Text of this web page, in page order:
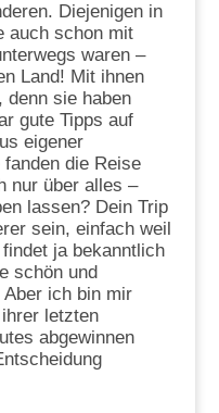
Diejenigen in
auch schon mit
waren –
Land! Mit ihnen
denn sie haben
gute Tipps auf
eigener
die Reise
nur über alles –
lassen? Dein Trip
sein, einfach weil
ja bekanntlich
schön und
ich bin mir
letzten
abgewinnen